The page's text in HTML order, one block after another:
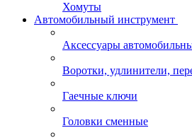
Хомуты
Автомобильный инструмент
Аксессуары
Воротки, удлинители,
Гаечные ключи
Головки сменные